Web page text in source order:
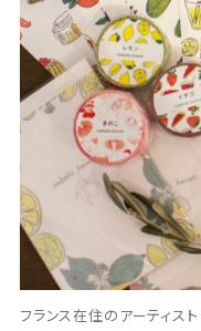
フランス在住のアーティスト